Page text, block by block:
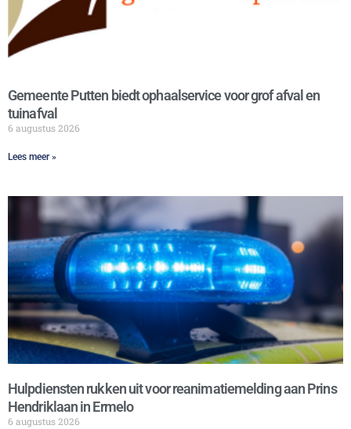
Gemeente Putten biedt ophaalservice voor grof afval en
tuinafval
6 augustus 2026
Lees meer »
Hulpdiensten rukken uit voor reanimatiemelding aan Prins
Hendriklaan in Ermelo
6 augustus 2026